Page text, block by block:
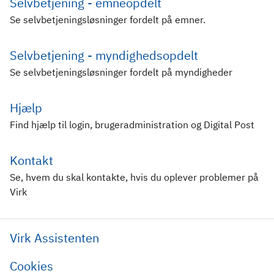
Se selvbetjeningsløsninger fordelt på emner.
Selvbetjening - myndighedsopdelt
Se selvbetjeningsløsninger fordelt på myndigheder
Hjælp
Find hjælp til login, brugeradministration og Digital Post
Kontakt
Se, hvem du skal kontakte, hvis du oplever problemer på
Virk
Virk Assistenten
Cookies